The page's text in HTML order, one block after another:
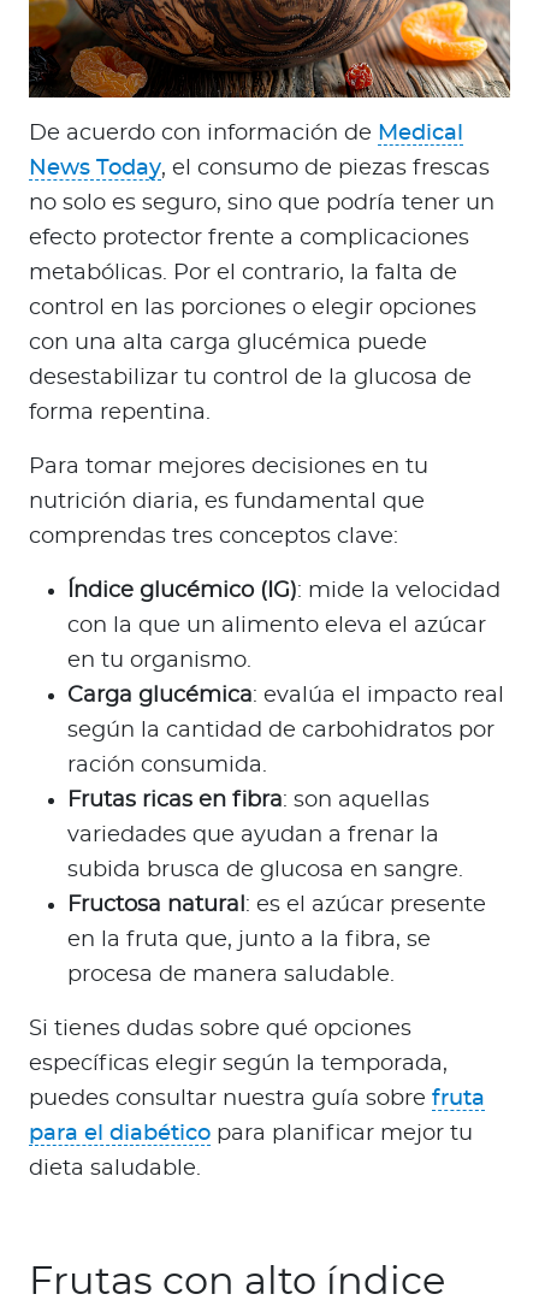
De acuerdo con información de Medical
News Today, el consumo de piezas frescas
no solo es seguro, sino que podría tener un
efecto protector frente a complicaciones
metabólicas. Por el contrario, la falta de
control en las porciones o elegir opciones
con una alta carga glucémica puede
desestabilizar tu control de la glucosa de
forma repentina.
Para tomar mejores decisiones en tu
nutrición diaria, es fundamental que
comprendas tres conceptos clave:
Índice glucémico (IG): mide la velocidad
con la que un alimento eleva el azúcar
en tu organismo.
Carga glucémica: evalúa el impacto real
según la cantidad de carbohidratos por
ración consumida.
Frutas ricas en fibra: son aquellas
variedades que ayudan a frenar la
subida brusca de glucosa en sangre.
Fructosa natural : es el azúcar presente
en la fruta que, junto a la fibra, se
procesa de manera saludable.
Si tienes dudas sobre qué opciones
específicas elegir según la temporada,
puedes consultar nuestra guía sobre fruta
para el diabético para planificar mejor tu
dieta saludable.
Frutas con alto índice